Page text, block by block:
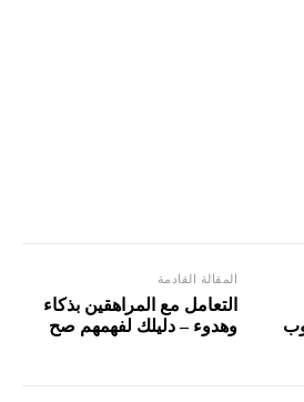
المقالة القادمة
التعامل مع المراهقين بذكاء
وهدوء – دليلك لفهمهم صح